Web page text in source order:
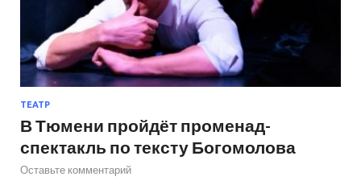
ТЕАТР
В Тюмени пройдёт променад-
спектакль по тексту Богомолова
Оставьте комментарий